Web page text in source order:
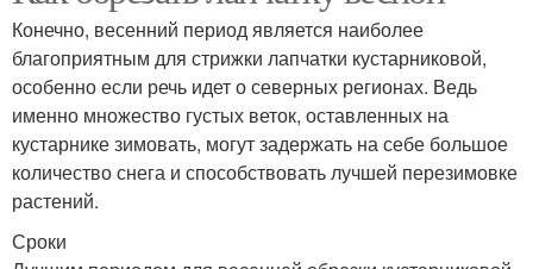
Конечно, весенний период является наиболее
благоприятным для стрижки лапчатки кустарниковой,
особенно если речь идет о северных регионах. Ведь
именно множество густых веток, оставленных на
кустарнике зимовать, могут задержать на себе большое
количество снега и способствовать лучшей перезимовке
растений.
Сроки